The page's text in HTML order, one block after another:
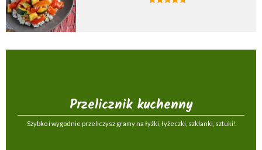
Przelicznik kuchenny
Szybko i wygodnie przeliczysz gramy na łyżki, łyżeczki, szklanki, sztuki!